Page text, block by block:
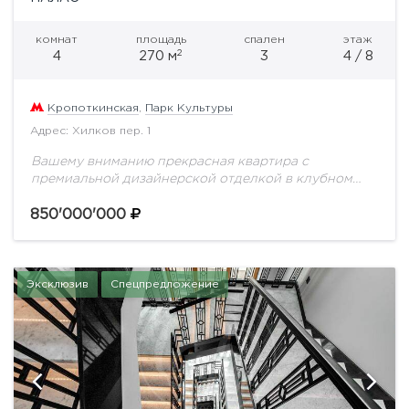
комнат
4
площадь
270 м2
спален
3
этаж
4 / 8
Кропоткинская Парк Культуры
Адрес: Хилков пер. 1
Вашему вниманию прекрасная квартира с
премиальной дизайнерской отделкой в клубном
850'000'000
Эксклюзив Спецпредложение